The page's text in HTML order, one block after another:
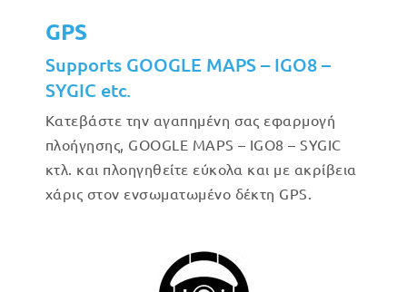
GPS
Supports GOOGLE MAPS – IGO8 –
SYGIC etc.
Κατεβάστε την αγαπημένη σας εφαρμογή
πλοήγησης, GOOGLE MAPS – IGO8 – SYGIC
κτλ. και πλοηγηθείτε εύκολα και με ακρίβεια
χάρις στον ενσωματωμένο δέκτη GPS.